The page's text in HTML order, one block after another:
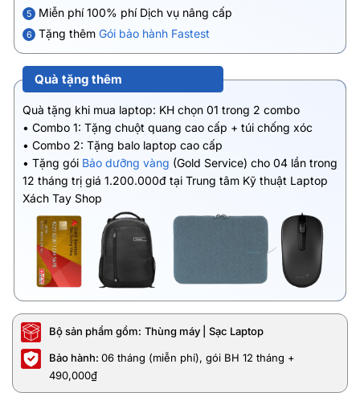
5 Miễn phí 100% phí Dịch vụ nâng cấp
6 Tặng thêm Gói bảo hành Fastest
Quà tặng thêm
Quà tặng khi mua laptop: KH chọn 01 trong 2 combo
• Combo 1: Tặng chuột quang cao cấp + túi chống xóc
• Combo 2: Tặng balo laptop cao cấp
• Tặng gói Bảo dưỡng vàng (Gold Service) cho 04 lần trong
12 tháng trị giá 1.200.000đ tại Trung tâm Kỹ thuật Laptop
Xách Tay Shop
Bộ sản phẩm gồm: Thùng máy | Sạc Laptop
Bảo hành: 06 tháng (miễn phí), gói BH 12 tháng +
490,000₫